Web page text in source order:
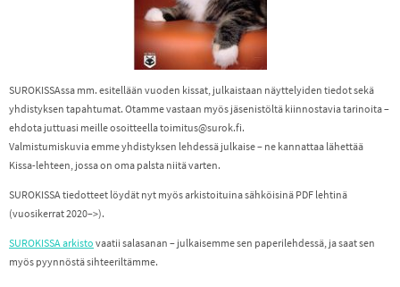
SUROKISSAssa mm. esitellään vuoden kissat, julkaistaan näyttelyiden tiedot sekä
yhdistyksen tapahtumat. Otamme vastaan myös jäsenistöltä kiinnostavia tarinoita –
ehdota juttuasi meille osoitteella toimitus@surok.fi.
Valmistumiskuvia emme yhdistyksen lehdessä julkaise – ne kannattaa lähettää
Kissa-lehteen, jossa on oma palsta niitä varten.
SUROKISSA tiedotteet löydät nyt myös arkistoituina sähköisinä PDF lehtinä
(vuosikerrat 2020–>).
SUROKISSA arkisto vaatii salasanan – julkaisemme sen paperilehdessä, ja saat sen
myös pyynnöstä sihteeriltämme.